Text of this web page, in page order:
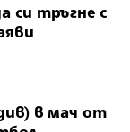
си тръгне с
в мач от